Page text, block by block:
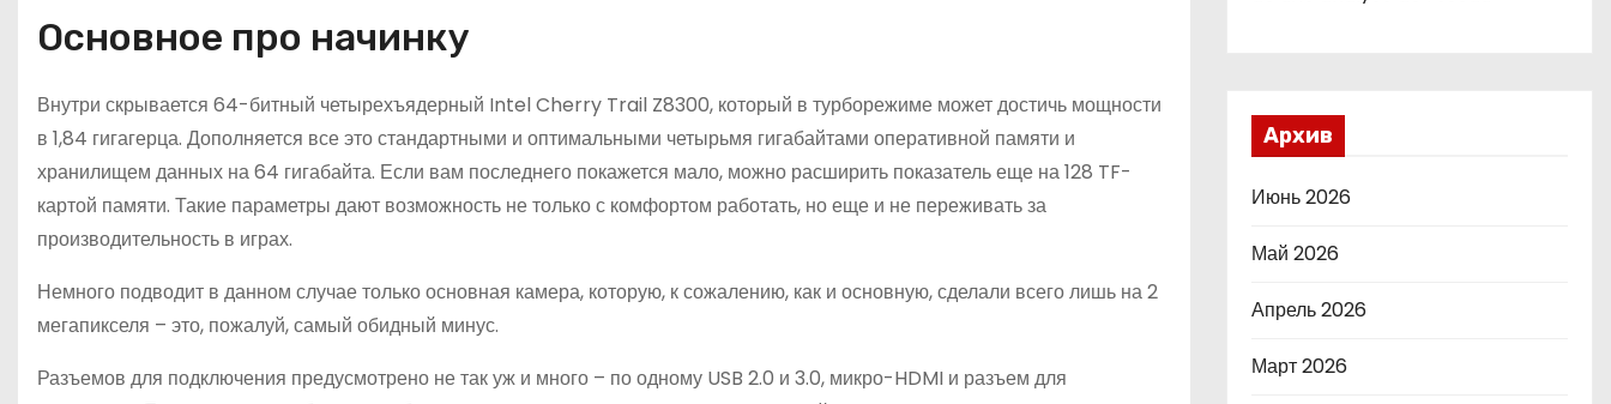
Основное про начинку
Внутри скрывается 64-битный четырехъядерный Intel Cherry Trail Z8300, который в турборежиме может достичь мощности
в 1,84 гигагерца. Дополняется все это стандартными и оптимальными четырьмя гигабайтами оперативной памяти и
хранилищем данных на 64 гигабайта. Если вам последнего покажется мало, можно расширить показатель еще на 128 TF-
картой памяти. Такие параметры дают возможность не только с комфортом работать, но еще и не переживать за
производительность в играх.
Немного подводит в данном случае только основная камера, которую, к сожалению, как и основную, сделали всего лишь на 2
мегапикселя – это, пожалуй, самый обидный минус.
Разъемов для подключения предусмотрено не так уж и много – по одному USB 2.0 и 3.0, микро-HDMI и разъем для
Архив
Июнь 2026
Май 2026
Апрель 2026
Март 2026